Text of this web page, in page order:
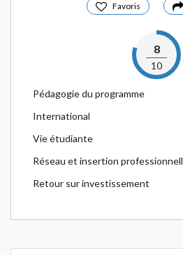
Favoris
8
10
Pédagogie du programme
International
Vie étudiante
Réseau et insertion
Retour sur investissement